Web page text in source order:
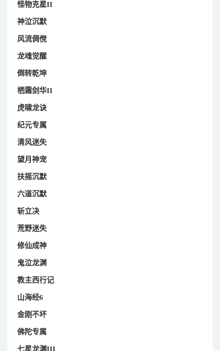
怪物克星II
神泣沉默
风流倜傥
龙魂觉醒
倒转乾坤
栖霜剑华II
虎啸龙诀
纪元专属
清风迷失
望月神宠
扶摇沉默
六道沉默
斩立决
荒野迷失
修仙成神
鬼泣龙渊
教主西行记
山海经6
金刚不坏
佛陀专属
七星龙渊III